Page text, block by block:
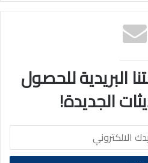
البريدية للحصول
الجديدة!